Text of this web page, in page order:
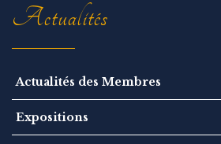
Actualités
Actualités des Membres
Expositions